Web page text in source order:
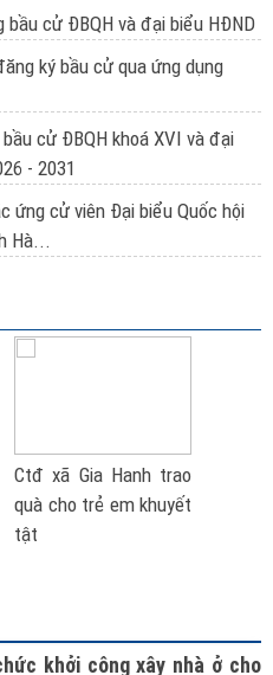
cử ĐBQH và đại biểu HĐND
ký bầu cử qua ứng dụng
cử ĐBQH khoá XVI và đại
- 2031
ứng cử viên Đại biểu Quốc hội
Hà...
Ctđ xã Gia Hanh trao
quà cho trẻ em khuyết
tật
khởi công xây nhà ở cho